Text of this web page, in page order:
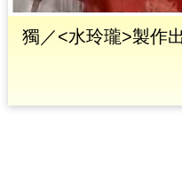
獨／<水玲瓏>製作